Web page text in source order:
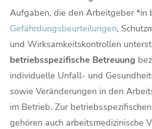
Aufgaben, die den Arbeitgeber *in
Gefährdungsbeurteilungen,
und Wirksamkeitskontrollen
betriebsspezifische Betreuung
individuelle Unfall- und
sowie Veränderungen in den
im Betrieb. Zur
gehören auch arbeitsmedizinische